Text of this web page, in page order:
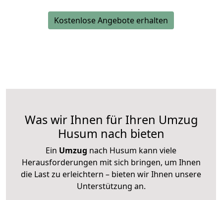
Kostenlose Angebote erhalten
Was wir Ihnen für Ihren Umzug
Husum nach bieten
Ein Umzug nach Husum kann viele
Herausforderungen mit sich bringen, um Ihnen
die Last zu erleichtern – bieten wir Ihnen unsere
Unterstützung an.